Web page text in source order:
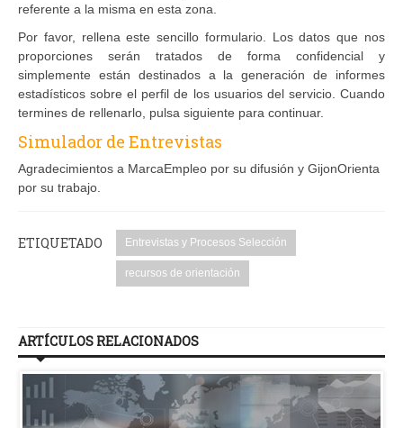
referente a la misma en esta zona.
Por favor, rellena este sencillo formulario. Los datos que nos
proporciones serán tratados de forma confidencial y
simplemente están destinados a la generación de informes
estadísticos sobre el perfil de los usuarios del servicio. Cuando
termines de rellenarlo, pulsa siguiente para continuar.
Simulador de Entrevistas
Agradecimientos a MarcaEmpleo por su difusión y GijonOrienta
por su trabajo.
ETIQUETADO Entrevistas y Procesos Selección
recursos de orientación
ARTÍCULOS RELACIONADOS